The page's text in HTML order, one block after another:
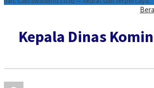
Kepala Dinas